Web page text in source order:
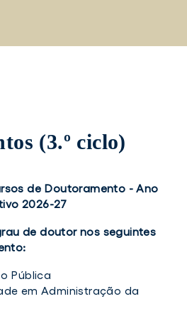
(3.º ciclo)
de Doutoramento - Ano
2026-27
de doutor nos seguintes
Pública
em Administração da